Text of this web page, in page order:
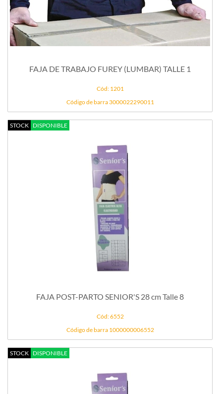
FAJA DE TRABAJO FUREY (LUMBAR) TALLE 1
Cód: 1201
Código de barra 3000022290011
STOCK DISPONIBLE
FAJA POST-PARTO SENIOR'S 28 cm Talle 8
Cód: 6552
Código de barra 1000000006552
STOCK DISPONIBLE